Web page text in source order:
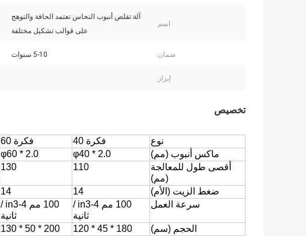
اسم:
آلة تقلص أنبوب النحاس تعتمد الحافة والتوهج
على قوالب تشكيل مختلفة
ضمان: 5-10 سنوات
إبراز:
تخصيص
نوع فكرة 40 فكرة 60
ماكس أنبوب (مم)
φ40 * 2.0
φ60 * 2.0
أقصى طول للمعالجة
(مم)
110
130
ضغط الزيت (الأم) 14
14
سرعة العمل
100 مم in3-4 /
ثانية
100 مم in3-4 /
ثانية
الحجم (سم)
180 * 45 * 120
200 * 50 * 130